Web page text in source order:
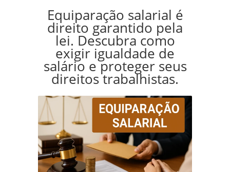
Equiparação salarial é
direito garantido pela
lei. Descubra como
exigir igualdade de
salário e proteger seus
direitos trabalhistas.